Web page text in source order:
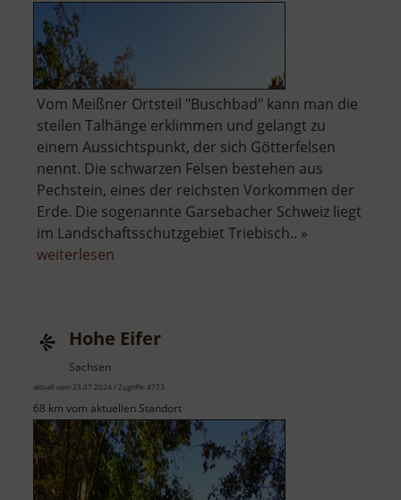
Vom Meißner Ortsteil "Buschbad" kann man die
steilen Talhänge erklimmen und gelangt zu
einem Aussichtspunkt, der sich Götterfelsen
nennt. Die schwarzen Felsen bestehen aus
Pechstein, eines der reichsten Vorkommen der
Erde. Die sogenannte Garsebacher Schweiz liegt
im Landschaftsschutzgebiet Triebisch.. »
weiterlesen
Hohe Eifer
Sachsen
aktuell vom 23.07.2024 / Zugriffe: 4773
68 km vom aktuellen Standort